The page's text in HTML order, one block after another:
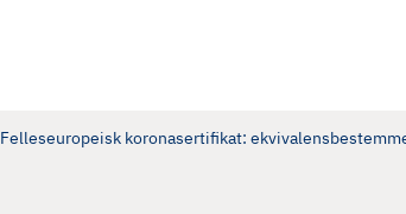
Felleseuropeisk koronasertifikat: